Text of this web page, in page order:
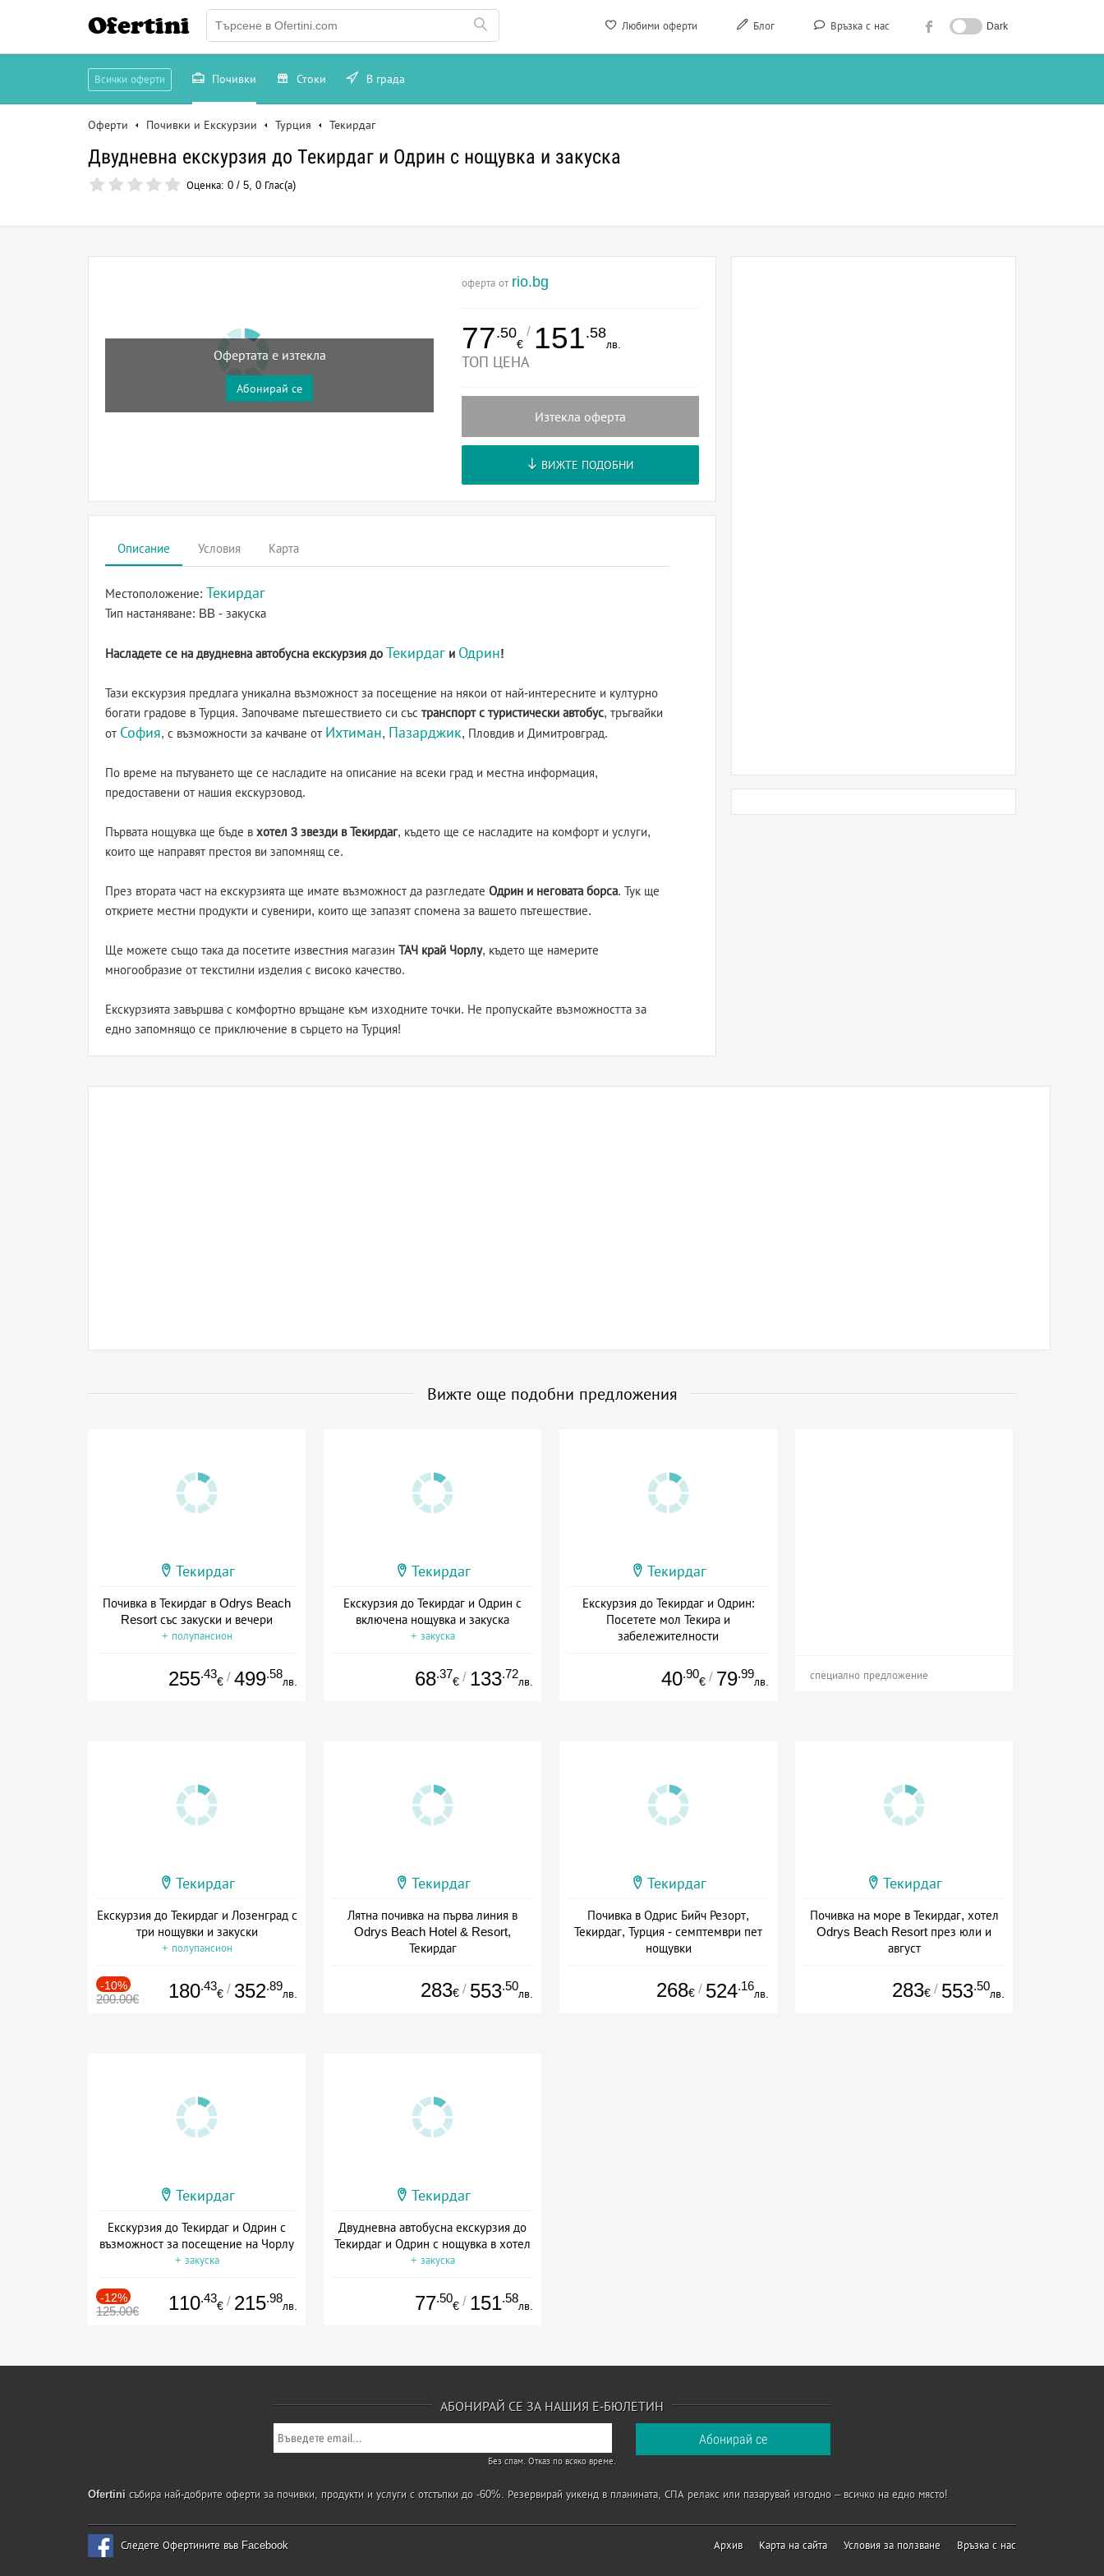
Любими оферти Блог Връзка с нас Dark
Ofertini
Всички оферти Почивки Стоки В града
Оферти Почивки и Екскурзии Турция Текирдаг
Двудневна екскурзия до Текирдаг и Одрин с нощувка и закуска
Оценка: 0 / 5, 0 Глас(а)
Офертата е изтекла
Абонирай се
оферта от rio.bg
77.50
€
/ 151.58
лв.
ТОП ЦЕНА
Изтекла оферта
ВИЖТЕ ПОДОБНИ
Описание Условия Карта
Местоположение: Текирдаг
Тип настаняване: BB - закуска
Насладете се на двудневна автобусна екскурзия до Текирдаг и Одрин!
Тази екскурзия предлага уникална възможност за посещение на някои от най-интересните и културно
богати градове в Турция. Започваме пътешествието си със транспорт с туристически автобус, тръгвайки
от София, с възможности за качване от Ихтиман, Пазарджик, Пловдив и Димитровград.
По време на пътуването ще се насладите на описание на всеки град и местна информация,
предоставени от нашия екскурзовод.
Първата нощувка ще бъде в хотел 3 звезди в Текирдаг, където ще се насладите на комфорт и услуги,
които ще направят престоя ви запомнящ се.
През втората част на екскурзията ще имате възможност да разгледате Одрин и неговата борса. Тук ще
откриете местни продукти и сувенири, които ще запазят спомена за вашето пътешествие.
Ще можете също така да посетите известния магазин ТАЧ край Чорлу, където ще намерите
многообразие от текстилни изделия с високо качество.
Екскурзията завършва с комфортно връщане към изходните точки. Не пропускайте възможността за
едно запомнящо се приключение в сърцето на Турция!
Вижте още подобни предложения
Текирдаг
Почивка в Текирдаг в Odrys Beach
Resort със закуски и вечери
+ полупансион
255.43
€ / 499.58
лв.
Текирдаг
Екскурзия до Текирдаг и Одрин с
включена нощувка и закуска
+ закуска
68.37
€ / 133.72
лв.
Текирдаг
Екскурзия до Текирдаг и Одрин:
Посетете мол Текира и
забележителности
40.90
€ / 79.99
лв. специално предложение
Текирдаг
Екскурзия до Текирдаг и Лозенград с
три нощувки и закуски
+ полупансион
-10%
200.00€ 180.43
€ / 352.89
лв.
Текирдаг
Лятна почивка на първа линия в
Odrys Beach Hotel & Resort,
Текирдаг
283€ / 553.50
лв.
Текирдаг
Почивка в Одрис Бийч Резорт,
Текирдаг, Турция - семптември пет
нощувки
268€ / 524.16
лв.
Текирдаг
Почивка на море в Текирдаг, хотел
Odrys Beach Resort през юли и
август
283€ / 553.50
лв.
Текирдаг
Екскурзия до Текирдаг и Одрин с
възможност за посещение на Чорлу
+ закуска
-12%
125.00€ 110.43
€ / 215.98
лв.
Текирдаг
Двудневна автобусна екскурзия до
Текирдаг и Одрин с нощувка в хотел
+ закуска
77.50
€ / 151.58
лв.
АБОНИРАЙ СЕ ЗА НАШИЯ Е-БЮЛЕТИН
Без спам. Отказ по всяко време.
Ofertini събира най-добрите оферти за почивки, продукти и услуги с отстъпки до -60%. Резервирай уикенд в планината, СПА релакс или пазарувай изгодно – всичко на едно място!
Следете Офертините във Facebook Архив Карта на сайта Условия за ползване Връзка с нас